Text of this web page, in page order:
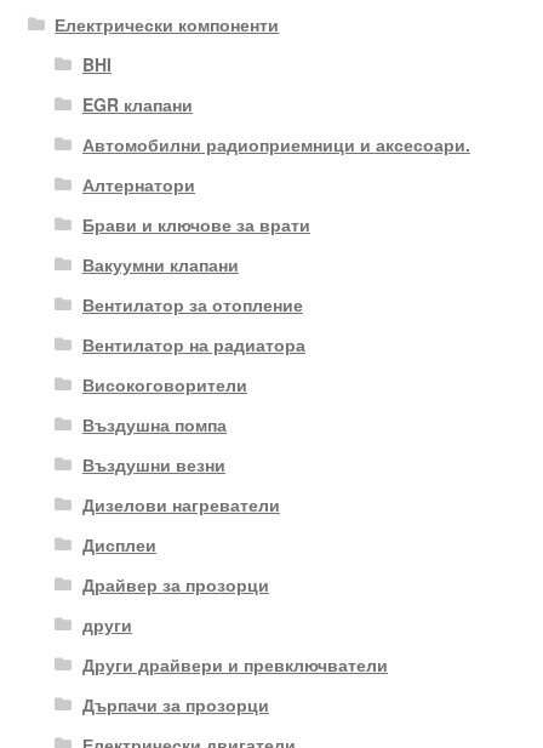
Електрически компоненти
BHI
EGR клапани
Автомобилни радиоприемници и аксесоари.
Алтернатори
Брави и ключове за врати
Вакуумни клапани
Вентилатор за отопление
Вентилатор на радиатора
Високоговорители
Въздушна помпа
Въздушни везни
Дизелови нагреватели
Дисплеи
Драйвер за прозорци
други
Други драйвери и превключватели
Дърпачи за прозорци